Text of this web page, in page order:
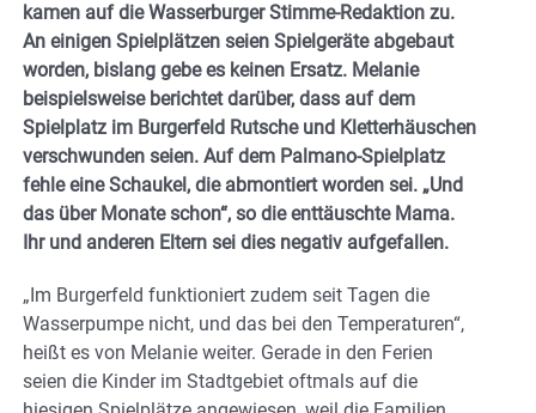
kamen auf die Wasserburger Stimme-Redaktion zu.
An einigen Spielplätzen seien Spielgeräte abgebaut
worden, bislang gebe es keinen Ersatz. Melanie
beispielsweise berichtet darüber, dass auf dem
Spielplatz im Burgerfeld Rutsche und Kletterhäuschen
verschwunden seien. Auf dem Palmano-Spielplatz
fehle eine Schaukel, die abmontiert worden sei. „Und
das über Monate schon“, so die enttäuschte Mama.
Ihr und anderen Eltern sei dies negativ aufgefallen.
„Im Burgerfeld funktioniert zudem seit Tagen die
Wasserpumpe nicht, und das bei den Temperaturen“,
heißt es von Melanie weiter. Gerade in den Ferien
seien die Kinder im Stadtgebiet oftmals auf die